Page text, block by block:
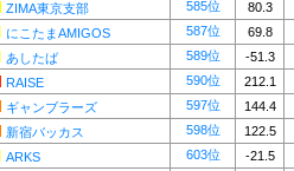
ZIMA東京支部 585位
80.3
にこたまAMIGOS 587位
69.8
あしたば 589位
-51.3
RAISE 590位
212.1
ギャンブラーズ 597位
144.4
新宿バッカス 598位
122.5
ARKS 603位
-21.5